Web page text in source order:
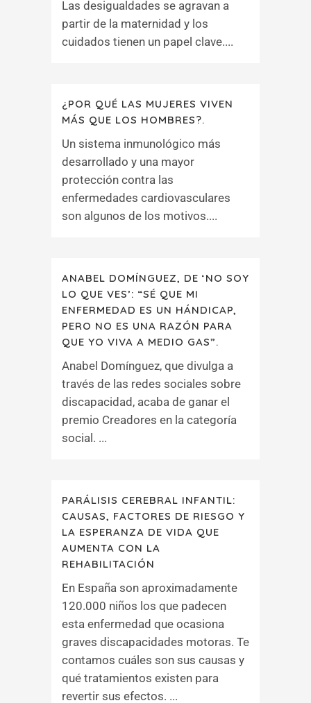
Las desigualdades se agravan a
partir de la maternidad y los
cuidados tienen un papel clave....
¿POR QUÉ LAS MUJERES VIVEN
MÁS QUE LOS HOMBRES?.
Un sistema inmunológico más
desarrollado y una mayor
protección contra las
enfermedades cardiovasculares
son algunos de los motivos....
ANABEL DOMÍNGUEZ, DE ‘NO SOY
LO QUE VES’: “SÉ QUE MI
ENFERMEDAD ES UN HÁNDICAP,
PERO NO ES UNA RAZÓN PARA
QUE YO VIVA A MEDIO GAS”.
Anabel Domínguez, que divulga a
través de las redes sociales sobre
discapacidad, acaba de ganar el
premio Creadores en la categoría
social. ...
PARÁLISIS CEREBRAL INFANTIL:
CAUSAS, FACTORES DE RIESGO Y
LA ESPERANZA DE VIDA QUE
AUMENTA CON LA
REHABILITACIÓN
En España son aproximadamente
120.000 niños los que padecen
esta enfermedad que ocasiona
graves discapacidades motoras. Te
contamos cuáles son sus causas y
qué tratamientos existen para
revertir sus efectos. ...